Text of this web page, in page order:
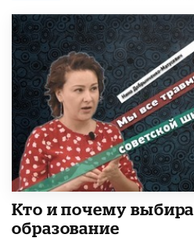
Кто и почему
образование